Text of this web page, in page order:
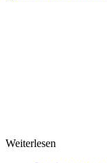
Weiterlesen